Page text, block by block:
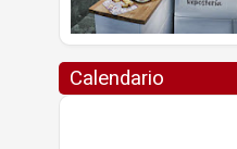
Calendario